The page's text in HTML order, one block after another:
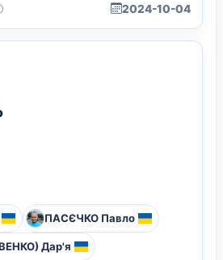
2024-10-04
ПАСЄЧКО Павло
Дар'я